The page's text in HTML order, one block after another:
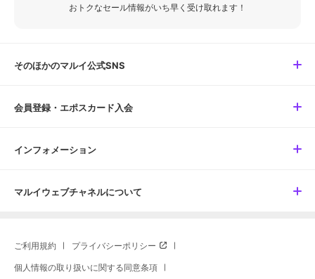
おトクなセール情報がいち早く受け取れます！
そのほかのマルイ公式SNS
会員登録・エポスカード入会
インフォメーション
マルイウェブチャネルについて
ご利用規約 プライバシーポリシー
個人情報の取り扱いに関する同意条項